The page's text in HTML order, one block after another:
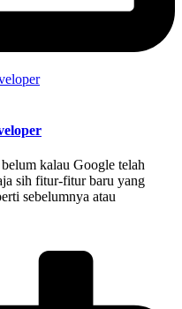
kalau Google telah
sih fitur-fitur baru yang
sebelumnya atau